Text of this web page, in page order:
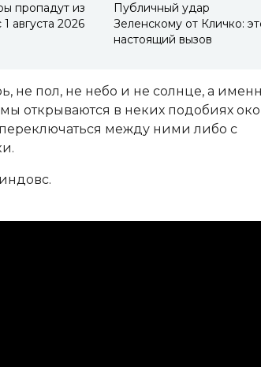
пропадут из
августа 2026
Публичный удар
Зеленскому от Кличко:
настоящий вызов
не пол, не небо и не солнце, а
открываются в неких подобиях
между ними либо с